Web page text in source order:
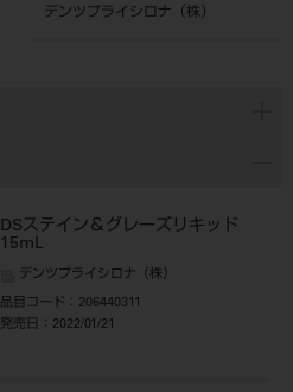
デンツプライシロナ（株）
DSステイン＆グレーズリキッド
15mL
デンツプライシロナ（株）
品目コード ：206440311
発売日
：2022/01/21